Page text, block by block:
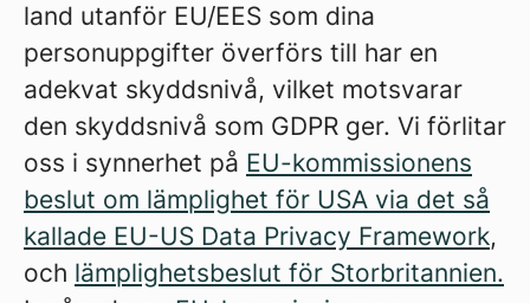
land utanför EU/EES som dina
personuppgifter överförs till har en
adekvat skyddsnivå, vilket motsvarar
den skyddsnivå som GDPR ger. Vi förlitar
oss i synnerhet på EU-kommissionens
beslut om lämplighet för USA via det så
kallade EU-US Data Privacy Framework,
och lämplighetsbeslut för Storbritannien.